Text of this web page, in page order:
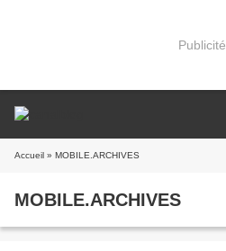
Publicité
Accueil » MOBILE.ARCHIVES
MOBILE.ARCHIVES